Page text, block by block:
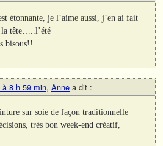
étonnante, je l’aime aussi, j’en ai fait
la tête…..l’été
à 8 h 59 min, Anne a dit :
sur soie de façon traditionnelle
très bon week-end créatif,